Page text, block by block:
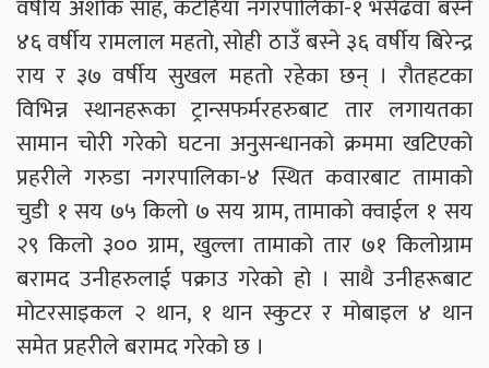
वर्षीय अशोक साह, कटहिया नगरपालिका-१ भसेढवा बस्ने
४६ वर्षीय रामलाल महतो, सोही ठाउँ बस्ने ३६ वर्षीय बिरेन्द्र
राय र ३७ वर्षीय सुखल महतो रहेका छन् । रौतहटका
विभिन्न स्थानहरूका ट्रान्सफर्मरहरुबाट तार लगायतका
सामान चोरी गरेको घटना अनुसन्धानको क्रममा खटिएको
प्रहरीले गरुडा नगरपालिका-४ स्थित कवारबाट तामाको
चुडी १ सय ७५ किलो ७ सय ग्राम, तामाको क्वाईल १ सय
२९ किलो ३०० ग्राम, खुल्ला तामाको तार ७१ किलोग्राम
बरामद उनीहरुलाई पक्राउ गरेको हो । साथै उनीहरूबाट
मोटरसाइकल २ थान, १ थान स्कुटर र मोबाइल ४ थान
समेत प्रहरीले बरामद गरेको छ ।